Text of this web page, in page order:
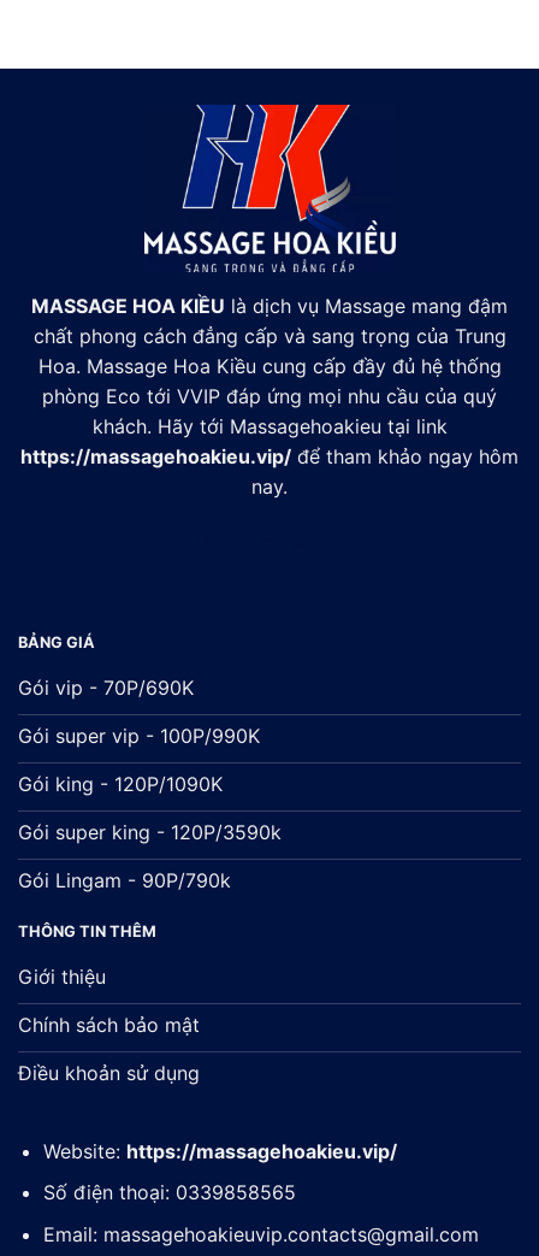
MASSAGE HOA KIỀU là dịch vụ Massage mang đậm
chất phong cách đẳng cấp và sang trọng của Trung
Hoa. Massage Hoa Kiều cung cấp đầy đủ hệ thống
phòng Eco tới VVIP đáp ứng mọi nhu cầu của quý
khách. Hãy tới Massagehoakieu tại link
https://massagehoakieu.vip/ để tham khảo ngay hôm
nay.
BẢNG GIÁ
Gói vip - 70P/690K
Gói super vip - 100P/990K
Gói king - 120P/1090K
Gói super king - 120P/3590k
Gói Lingam - 90P/790k
THÔNG TIN THÊM
Giới thiệu
Chính sách bảo mật
Điều khoản sử dụng
Website: https://massagehoakieu.vip/
Số điện thoại: 0339858565
Email: massagehoakieuvip.contacts@gmail.com